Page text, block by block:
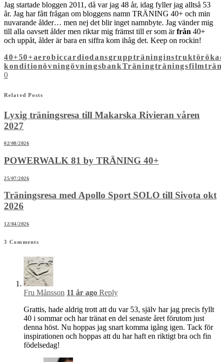
Jag startade bloggen 2011, då var jag 48 år, idag fyller jag alltså 53
år. Jag har fått frågan om bloggens namn TRÄNING 40+ och min
nuvarande ålder… men nej det blir inget namnbyte. Jag vänder mig
till alla oavsett ålder men riktar mig främst till er som ärfrån 40+
och uppåt, ålder är bara en siffra kom ihåg det. Keep on rockin!
40+50+aerobiccardiodansgruppträninginstruktör
konditionövningövningsbankTräningträningsfilm
0
Related Posts
Lyxig träningsresa till Makarska Rivieran våren
2027
02/08/2026
POWERWALK 81 by TRÄNING 40+
25/07/2026
Träningsresa med Apollo Sport SOLO till Sivota okt
2026
12/04/2026
3 Comments
Fru Månsson 11 år ago Reply
Grattis, hade aldrig trott att du var 53, själv har jag precis fyllt
40 i sommar och har tränat en del senaste året förutom just
denna höst. Nu hoppas jag snart komma igång igen. Tack för
inspirationen och hoppas att du har haft en riktigt bra och fin
födelsedag!